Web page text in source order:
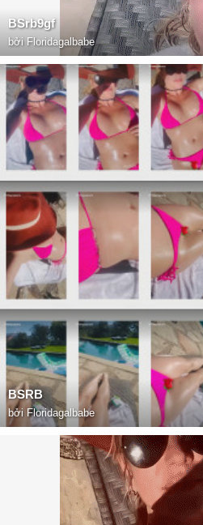
BSrb9gf
bởi Floridagalbabe
BSRB
bởi Floridagalbabe